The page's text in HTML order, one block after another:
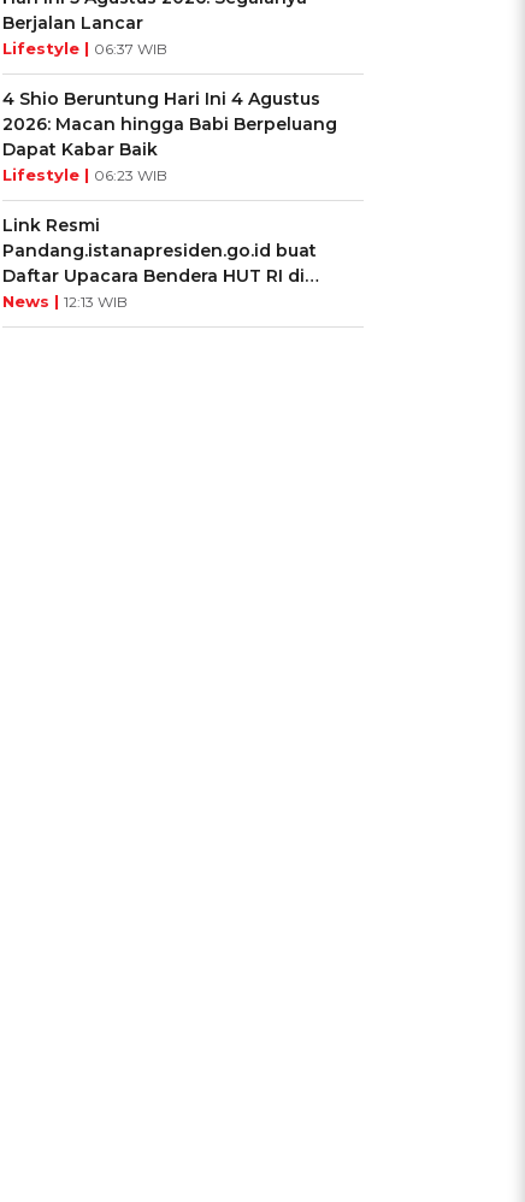
Berjalan Lancar
Lifestyle | 06:37 WIB
4 Shio Beruntung Hari Ini 4 Agustus
2026: Macan hingga Babi Berpeluang
Dapat Kabar Baik
Lifestyle | 06:23 WIB
Link Resmi
Pandang.istanapresiden.go.id buat
Daftar Upacara Bendera HUT RI di
Istana Negara
News | 12:13 WIB